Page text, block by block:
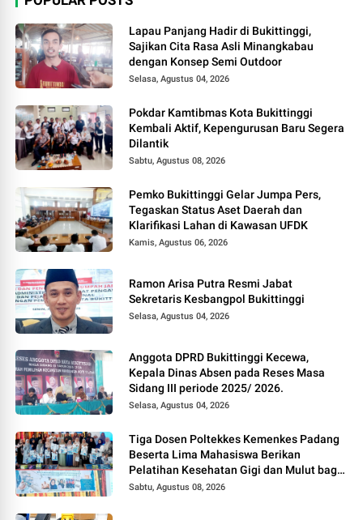
Lapau Panjang Hadir di Bukittinggi,
Sajikan Cita Rasa Asli Minangkabau
dengan Konsep Semi Outdoor
Selasa, Agustus 04, 2026
Pokdar Kamtibmas Kota Bukittinggi
Kembali Aktif, Kepengurusan Baru Segera
Dilantik
Sabtu, Agustus 08, 2026
Pemko Bukittinggi Gelar Jumpa Pers,
Tegaskan Status Aset Daerah dan
Klarifikasi Lahan di Kawasan UFDK
Kamis, Agustus 06, 2026
Ramon Arisa Putra Resmi Jabat
Sekretaris Kesbangpol Bukittinggi
Selasa, Agustus 04, 2026
Anggota DPRD Bukittinggi Kecewa,
Kepala Dinas Absen pada Reses Masa
Sidang III periode 2025/ 2026.
Selasa, Agustus 04, 2026
Tiga Dosen Poltekkes Kemenkes Padang
Beserta Lima Mahasiswa Berikan
Pelatihan Kesehatan Gigi dan Mulut bagi
Kader Posyandu di Kubang Putiah
Sabtu, Agustus 08, 2026